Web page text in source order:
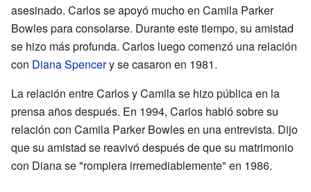
asesinado. Carlos se apoyó mucho en Camila Parker
Bowles para consolarse. Durante este tiempo, su amistad
se hizo más profunda. Carlos luego comenzó una relación
con Diana Spencery se casaron en 1981.
La relación entre Carlos y Camila se hizo pública en la
prensa años después. En 1994, Carlos habló sobre su
relación con Camila Parker Bowles en una entrevista. Dijo
que su amistad se reavivó después de que su matrimonio
con Diana se "rompiera irremediablemente" en 1986.